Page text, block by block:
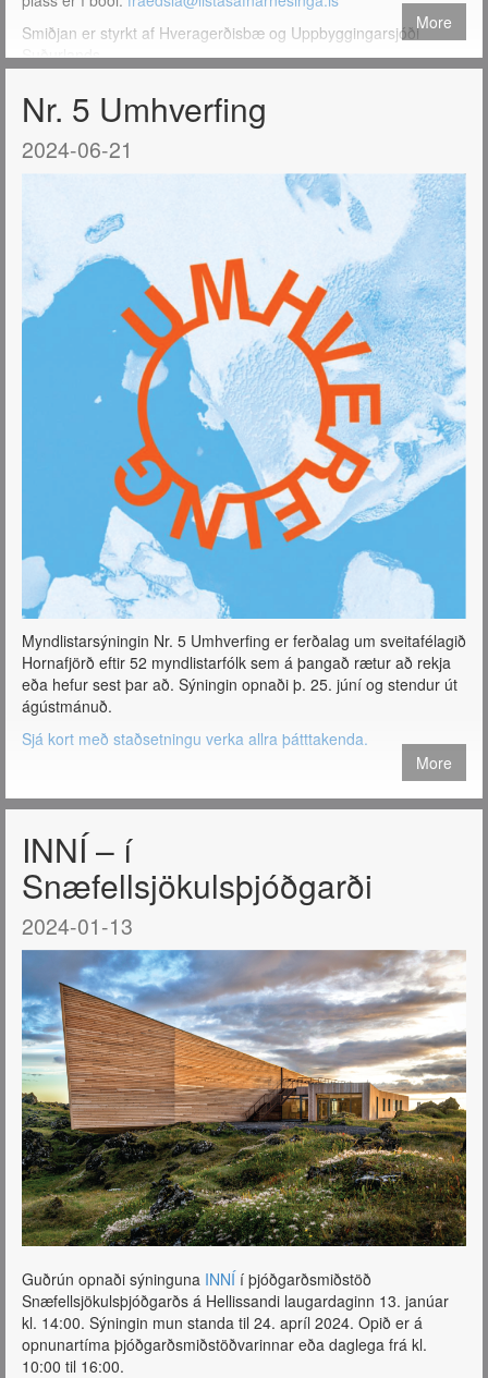
Smiðjan er styrkt af Hveragerðisbæ og Uppbyggingarsjóði
Suðurlands.
More
Nr. 5 Umhverfing
2024-06-21
Myndlistarsýningin Nr. 5 Umhverfing er ferðalag um sveitafélagið
Hornafjörð eftir 52 myndlistarfólk sem á þangað rætur að rekja
eða hefur sest þar að. Sýningin opnaði þ. 25. júní og stendur út
ágústmánuð.
Sjá kort með staðsetningu verka allra þátttakenda.
More
INNÍ – í
Snæfellsjökulsþjóðgarði
2024-01-13
Guðrún opnaði sýninguna INNÍí þjóðgarðsmiðstöð
Snæfellsjökulsþjóðgarðs á Hellissandi laugardaginn 13. janúar
kl. 14:00. Sýningin mun standa til 24. apríl 2024. Opið er á
opnunartíma þjóðgarðsmiðstöðvarinnar eða daglega frá kl.
10:00 til 16:00.